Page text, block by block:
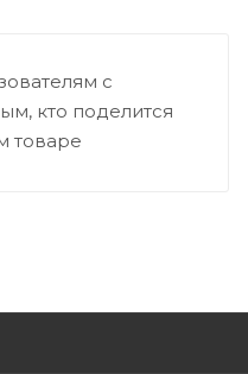
с
кто поделится
товаре